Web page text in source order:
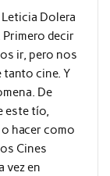
Dolera
Primero decir
ir, pero nos
cine. Y
De
este tío,
hacer como
Cines
vez en